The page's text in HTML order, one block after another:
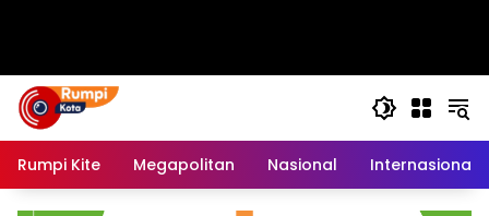
Rumpi Kite Megapolitan Nasional Internasional